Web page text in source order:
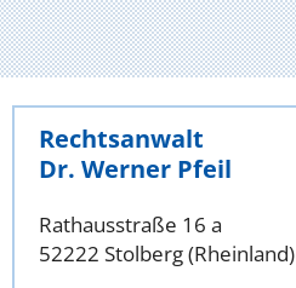
Rechtsanwalt
Dr. Werner Pfeil
Rathausstraße 16 a
52222 Stolberg (Rheinland)